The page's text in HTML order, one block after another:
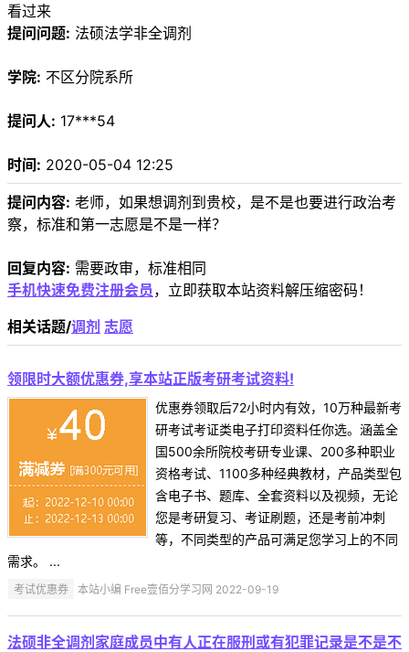
看过来
提问问题: 法硕法学非全调剂
学院: 不区分院系所
提问人: 17***54
时间: 2020-05-04 12:25
提问内容: 老师，如果想调剂到贵校，是不是也要进行政治考
察，标准和第一志愿是不是一样？
回复内容: 需要政审，标准相同
手机快速免费注册会员 ，立即获取本站资料解压缩密码！
相关话题/调剂 志愿
领限时大额优惠券,享本站正版考研考试资料!
优惠券领取后72小时内有效，10万种最新考
研考试考证类电子打印资料任你选。涵盖全
国500余所院校考研专业课、200多种职业
资格考试、1100多种经典教材，产品类型包
含电子书、题库、全套资料以及视频，无论
您是考研复习、考证刷题，还是考前冲刺
等，不同类型的产品可满足您学习上的不同
需求。 ...
考试优惠券 本站小编 Free壹佰分学习网 2022-09-19
法硕非全调剂家庭成员中有人正在服刑或有犯罪记录是不是不